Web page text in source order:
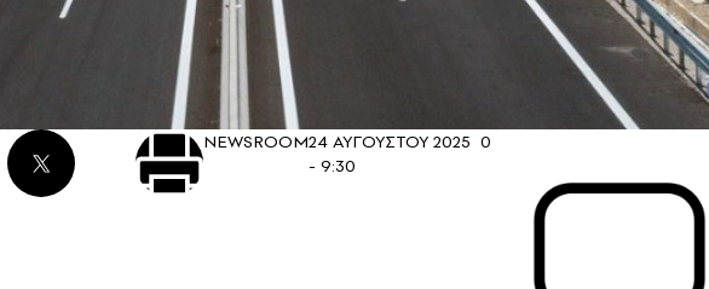
NEWSROOM24 ΑΥΓΟΥΣΤΟΥ 2025
- 9:30
0